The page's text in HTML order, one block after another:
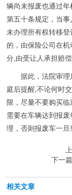
辆尚未报废也通过
第五十条规定，当
未办理所有权转移
的，由保险公司在
分,由受让人承担赔偿
据此，法院审理
庭后提醒,不论何时
限，尽量不要购买
需要在车辆达到报
理，否则报废车一旦
下一
相关文章